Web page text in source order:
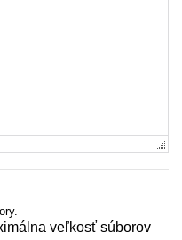
veľkosť súborov